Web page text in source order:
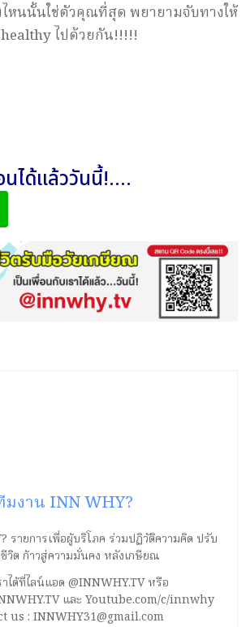
หนนั้นใช่ตัวคุณที่สุด พยายามจับทางให้
ไปด้วยกัน!!!!!
นได้แล้ววันนี้!....
มงาน INN WHY?
รายการเพื่อผู้บริโภค ร่วมปฏิวัติความคิด ปรับ
วิต ก้าวสู่ความมั่นคง หลังเกษียณ
าได้ที่ไลน์แอด @INNWHY.TV หรือ
และ Youtube.com/c/innwhy
us : INNWHY31@gmail.com